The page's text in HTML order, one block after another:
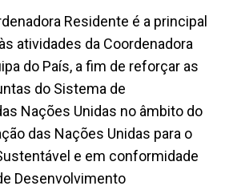
Residente é a principal
atividades da Coordenadora
do País, a fim de reforçar as
do Sistema de
Nações Unidas no âmbito do
das Nações Unidas para o
e em conformidade
Desenvolvimento